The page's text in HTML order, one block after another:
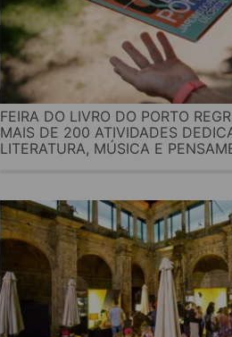
FEIRA DO LIVRO DO PORTO
MAIS DE 200 ATIVIDADES
LITERATURA, MÚSICA E